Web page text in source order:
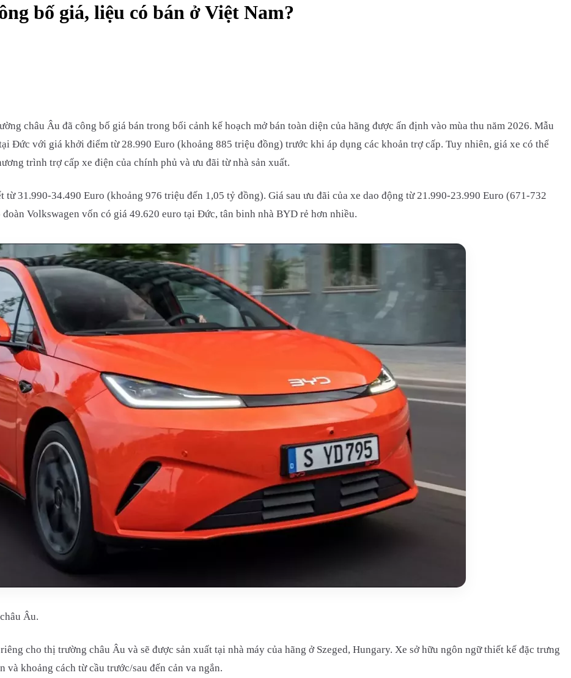
bố giá, liệu có bán ở Việt Nam?
châu Âu đã công bố giá bán trong bối cảnh kế hoạch mở bán toàn diện của hãng được ấn định vào mùa thu năm 2026. Mẫu
Đức với giá khởi điểm từ 28.990 Euro (khoảng 885 triệu đồng) trước khi áp dụng các khoản trợ cấp. Tuy nhiên, giá xe có thể
trình trợ cấp xe điện của chính phủ và ưu đãi từ nhà sản xuất.
31.990-34.490 Euro (khoảng 976 triệu đến 1,05 tỷ đồng). Giá sau ưu đãi của xe dao động từ 21.990-23.990 Euro (671-732
Volkswagen vốn có giá 49.620 euro tại Đức, tân binh nhà BYD rẻ hơn nhiều.
Âu.
cho thị trường châu Âu và sẽ được sản xuất tại nhà máy của hãng ở Szeged, Hungary. Xe sở hữu ngôn ngữ thiết kế đặc trưng
và khoảng cách từ cầu trước/sau đến cản va ngắn.